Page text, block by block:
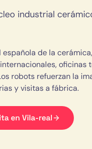
industrial
de la
oficinas
robots refuerzan la
y visitas a fábrica.
en Vila-real